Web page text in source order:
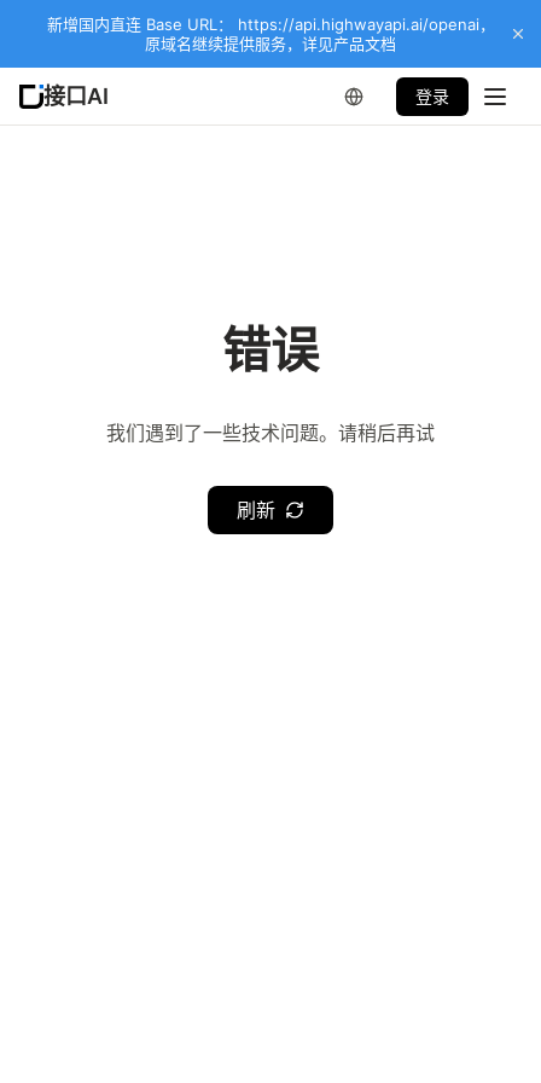
新增国内直连 Base URL： https://api.highwayapi.ai/openai，
原域名继续提供服务，详见产品文档
接口AI 登录
错误
我们遇到了一些技术问题。请稍后再试
刷新